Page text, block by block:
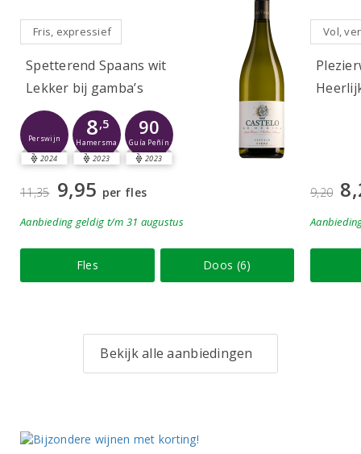
Fris, expressief
Spetterend Spaans wit
Lekker bij gamba’s
Perswijn
2024
8,5
Hamersma
2023
90
Guía Peñín
2023
11,35 9,95 per fles
Aanbieding geldig t/m 31 augustus
Fles Doos (6)
Vol,
9,20
Bekijk alle aanbiedingen